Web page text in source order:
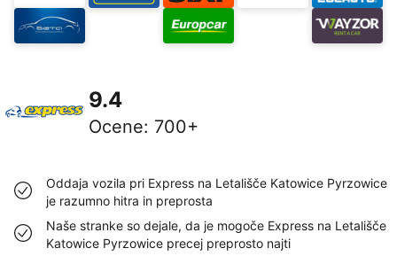
9.4
Ocene: 700+
Oddaja vozila pri Express na Letališče Katowice Pyrzowice
je razumno hitra in preprosta
Naše stranke so dejale, da je mogoče Express na Letališče
Katowice Pyrzowice precej preprosto najti